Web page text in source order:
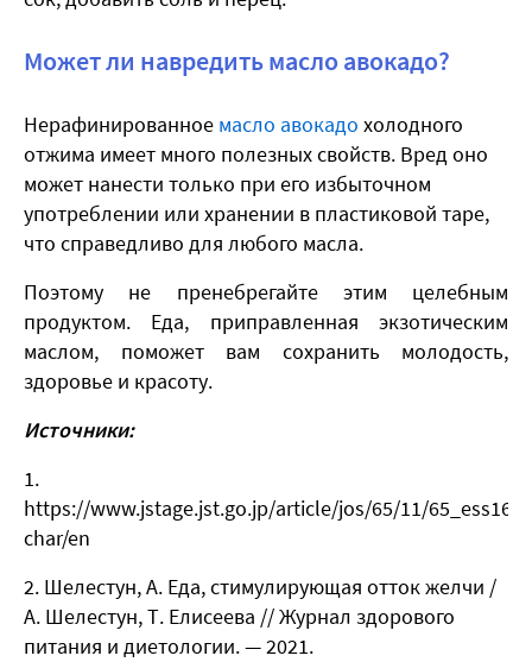
Может ли навредить масло авокадо?
Нерафинированное масло авокадо холодного
отжима имеет много полезных свойств. Вред оно
может нанести только при его избыточном
употреблении или хранении в пластиковой таре,
что справедливо для любого масла.
Поэтому не пренебрегайте этим целебным
продуктом. Еда, приправленная экзотическим
маслом, поможет вам сохранить молодость,
здоровье и красоту.
Источники:
https://www.jstage.jst.go.jp/article/jos/65/11/
char/en
Шелестун, А. Еда, стимулирующая отток желчи /
А. Шелестун, Т. Елисеева // Журнал здорового
питания и диетологии. — 2021.